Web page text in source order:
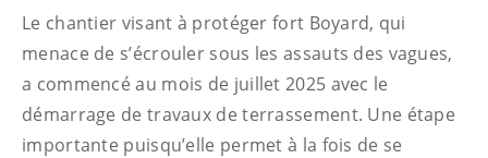
Le chantier visant à protéger fort Boyard, qui
menace de s’écrouler sous les assauts des vagues,
a commencé au mois de juillet 2025 avec le
démarrage de travaux de terrassement. Une étape
importante puisqu’elle permet à la fois de se